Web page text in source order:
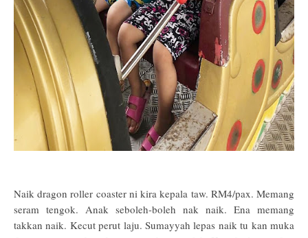
Naik dragon roller coaster ni kira kepala taw. RM4/pax. Memang
seram tengok. Anak seboleh-boleh nak naik. Ena memang
takkan naik. Kecut perut laju. Sumayyah lepas naik tu kan muka